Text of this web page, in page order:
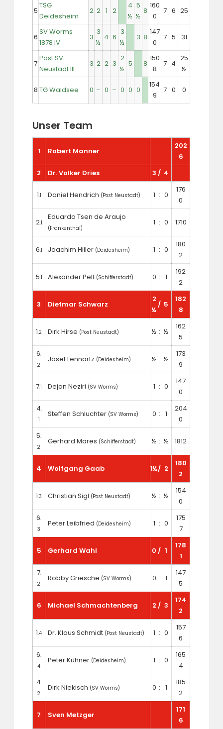
5
TSG
Deidesheim
2 2 1 2
4
½
5
½
8
160
0
7 6 25
6
SV Worms
1878 IV
3
3
½
4 6
3
½
3 8
147
0
7 5 31
7
Post SV
Neustadt III
3 2 2 3
2
½
5 8
150
8
7 4
25
½
8 TG Waldsee 0 – 0 – 0 0 0
154
9
7 0 0
Unser Team
1 Robert Manner
202
6
2
Dr. Volker Dries 3 / 4
1.1 Daniel Hendrich (Post Neustadt) 1 : 0
176
0
2.1
Eduardo Tsen de Araujo
(Frankenthal)
1 : 0 1710
6.1 Joachim Hiller (Deidesheim) 1 : 0
180
2
5.1 Alexander Pelt (Schifferstadt) 0 : 1
192
2
3 Dietmar Schwarz
2
½
/ 5
182
8
1.2 Dirk Hirse (Post Neustadt) ½ : ½
162
5
6.
2
Josef Lennartz (Deidesheim) ½ : ½
173
9
7.1 Dejan Neziri (SV Worms) 1 : 0
147
0
4.
1
Steffen Schluchter (SV Worms) 0 : 1
204
0
5.
2
Gerhard Mares (Schifferstadt) ½ : ½ 1812
4 Wolfgang Gaab 1½/ 2
180
2
1.3 Christian Sigl (Post Neustadt) ½ : ½
154
0
6.
3
Peter Leibfried (Deidesheim) 1 : 0
175
7
5 Gerhard Wahl 0 / 1
178
1
7.
2
Robby Griesche (SV Worms) 0 : 1
147
5
6 Michael Schmachtenberg 2 / 3
174
2
1.4 Dr. Klaus Schmidt (Post Neustadt) 1 : 0
157
6
6.
4
Peter Kühner (Deidesheim) 1 : 0
165
4
4.
2
Dirk Niekisch (SV Worms) 0 : 1
185
2
7 Sven Metzger
171
6